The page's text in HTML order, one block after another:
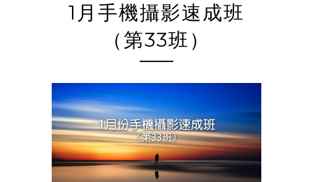
1月手機攝影速成班
（第33班）